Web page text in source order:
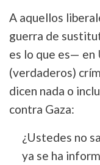
A aquellos
guerra de
es lo que es— en
(verdaderos)
dicen nada o
contra Gaza:
¿Ustedes no
ya se ha